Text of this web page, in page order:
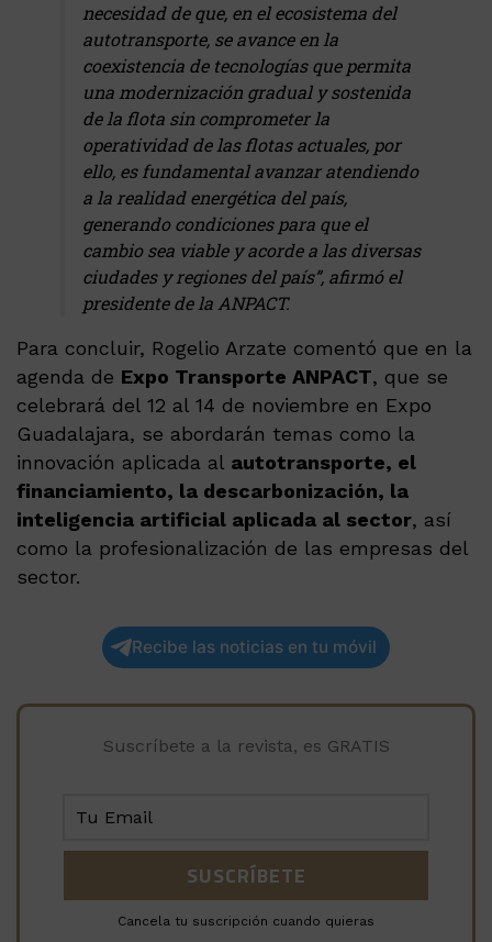
necesidad de que, en el ecosistema del
autotransporte, se avance en la
coexistencia de tecnologías que permita
una modernización gradual y sostenida
de la flota sin comprometer la
operatividad de las flotas actuales, por
ello, es fundamental avanzar atendiendo
a la realidad energética del país,
generando condiciones para que el
cambio sea viable y acorde a las diversas
ciudades y regiones del país”, afirmó el
presidente de la ANPACT.
Para concluir, Rogelio Arzate comentó que en la
agenda de Expo Transporte ANPACT, que se
celebrará del 12 al 14 de noviembre en Expo
Guadalajara, se abordarán temas como la
innovación aplicada al autotransporte, el
financiamiento, la descarbonización, la
inteligencia artificial aplicada al sector, así
como la profesionalización de las empresas del
sector.
Recibe las noticias en tu móvil
Suscríbete a la revista, es GRATIS
Cancela tu suscripción cuando quieras